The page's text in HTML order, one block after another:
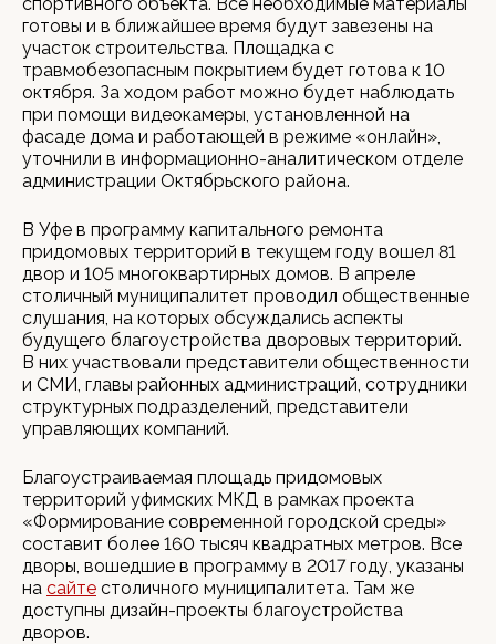
готовы и в ближайшее время будут завезены на
участок строительства. Площадка с
травмобезопасным покрытием будет готова к 10
октября. За ходом работ можно будет наблюдать
при помощи видеокамеры, установленной на
фасаде дома и работающей в режиме «онлайн»,
уточнили в информационно-аналитическом отделе
администрации Октябрьского района.
В Уфе в программу капитального ремонта
придомовых территорий в текущем году вошел 81
двор и 105 многоквартирных домов. В апреле
столичный муниципалитет проводил общественные
слушания, на которых обсуждались аспекты
будущего благоустройства дворовых территорий.
В них участвовали представители общественности
и СМИ, главы районных администраций, сотрудники
структурных подразделений, представители
управляющих компаний.
Благоустраиваемая площадь придомовых
территорий уфимских МКД в рамках проекта
«Формирование современной городской среды»
составит более 160 тысяч квадратных метров. Все
дворы, вошедшие в программу в 2017 году, указаны
на сайте столичного муниципалитета. Там же
доступны дизайн-проекты благоустройства
дворов.